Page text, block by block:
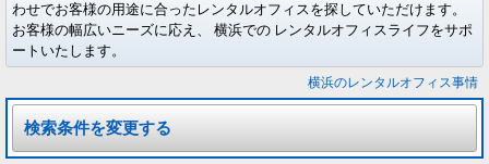
わせでお客様の用途に合ったレンタルオフィスを探していただけます。
お客様の幅広いニーズに応え、 横浜での レンタルオフィスライフをサポ
ートいたします。
横浜のレンタルオフィス事情
検索条件を変更する